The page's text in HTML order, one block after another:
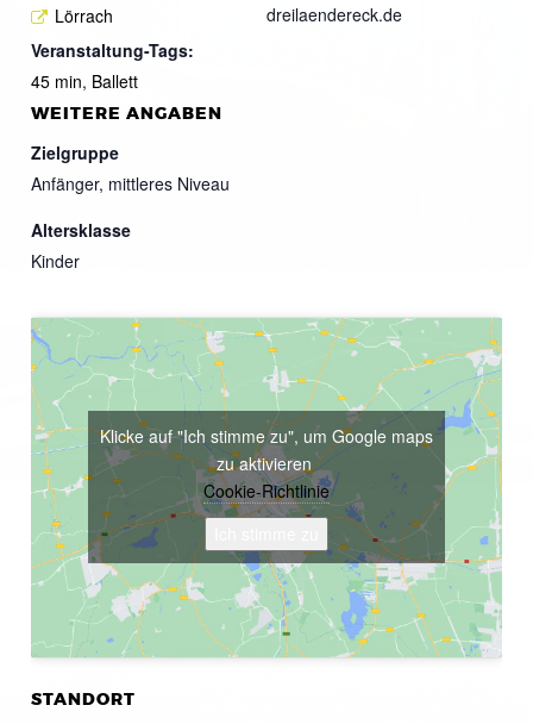
Lörrach
Veranstaltung-Tags:
45 min, Ballett
dreilaendereck.de
WEITERE ANGABEN
Zielgruppe
Anfänger, mittleres Niveau
Altersklasse
Kinder
STANDORT
Klicke auf "Ich stimme zu", um Google maps
zu aktivieren
Cookie-Richtlinie